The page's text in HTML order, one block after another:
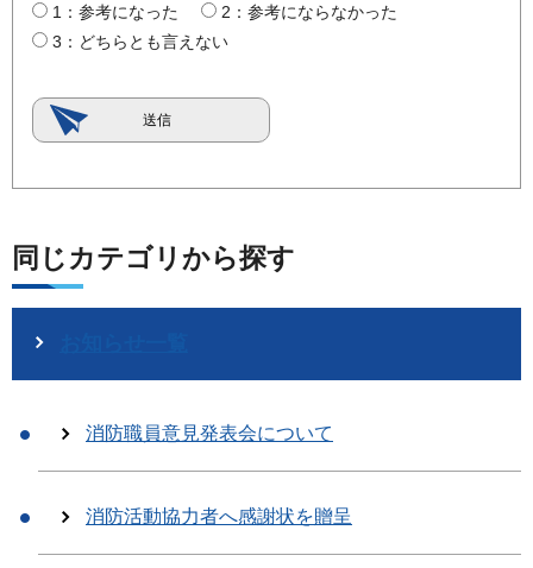
1：参考になった
2：参考にならなかった
3：どちらとも言えない
同じカテゴリから探す
消防職員意見発表会について
消防活動協力者へ感謝状を贈呈